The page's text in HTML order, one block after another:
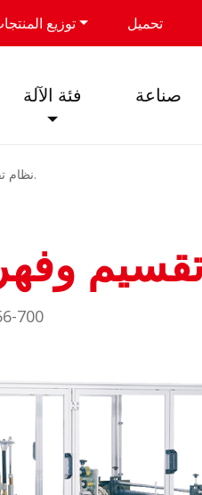
توزيع تحميل
فئة الآلة صناعة
نظام تقسيم وفهرسة فل اوتوماتيك.
700